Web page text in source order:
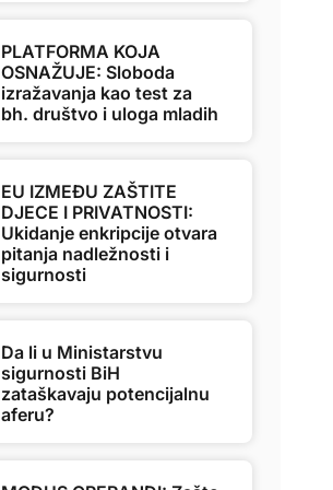
PLATFORMA KOJA
OSNAŽUJE: Sloboda
izražavanja kao test za
bh. društvo i uloga mladih
EU IZMEĐU ZAŠTITE
DJECE I PRIVATNOSTI:
Ukidanje enkripcije otvara
pitanja nadležnosti i
sigurnosti
Da li u Ministarstvu
sigurnosti BiH
zataškavaju potencijalnu
aferu?